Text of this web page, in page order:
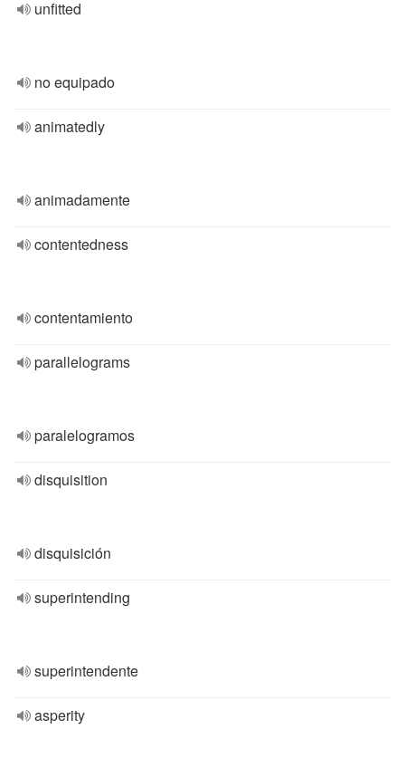
unfitted
no equipado
animatedly
animadamente
contentedness
contentamiento
parallelograms
paralelogramos
disquisition
disquisición
superintending
superintendente
asperity